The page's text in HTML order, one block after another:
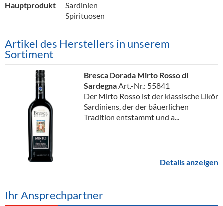
Barzubehör
Verpackung
Hygieneartikel & Desinfektion
Sardinien
Hauptprodukt
Spirituosen
Artikel des Herstellers in unserem
Sortiment
Bresca Dorada Mirto Rosso di
SardegnaArt.-Nr.: 55841
Der Mirto Rosso ist der klassische Likör
Sardiniens, der der bäuerlichen
Tradition entstammt und a...
Details anzeigen
Ihr Ansprechpartner